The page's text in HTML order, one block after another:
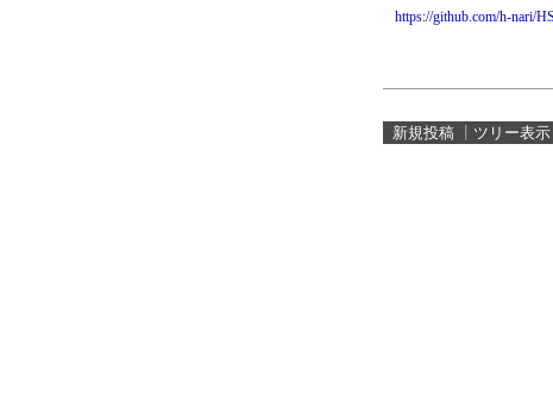
https://github.com/h-nari/
新規投稿
ツリー表示